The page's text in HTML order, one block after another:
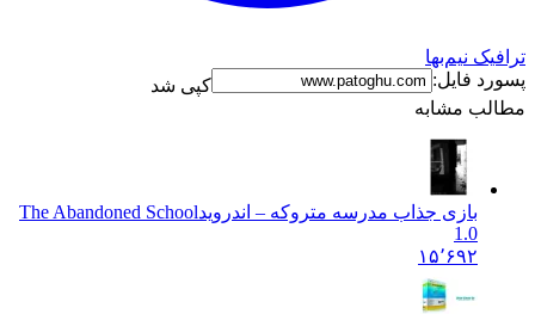
نیم‌بها
فایل:
کپی شد
مشابه
بازی جذاب مدرسه متروکه – اندروید The Abandoned School
۱۵٬۶۹۲